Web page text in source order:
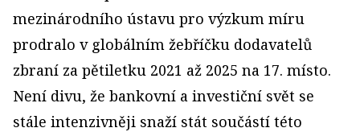
mezinárodního ústavu pro výzkum míru
prodralo v globálním žebříčku dodavatelů
zbraní za pětiletku 2021 až 2025 na 17. místo.
Není divu, že bankovní a investiční svět se
stále intenzivněji snaží stát součástí této